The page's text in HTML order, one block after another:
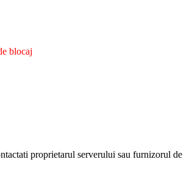
blocaj
proprietarul serverului sau furnizorul de